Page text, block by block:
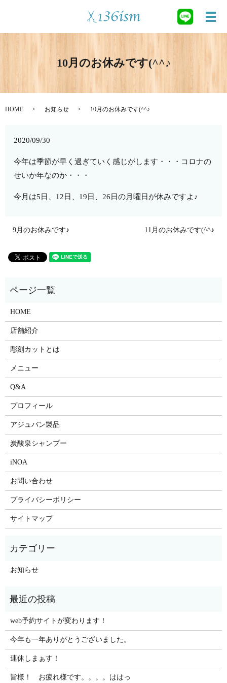
メ
10月のお休みです(^^♪
HOME お知らせ 10月のお休みです(^^♪
2020/09/30
今年は季節が早く過ぎていく感じがします・・・コロナの
せいか年なのか・・・
今月は5日、12日、19日、26日の月曜日が休みですよ♪
9月のお休みです♪ 11月のお休みです(^^♪
HOME
店舗紹介
彫刻カットとは
メニュー
Q&A
プロフィール
アジュバン製品
炭酸泉シャンプー
iNOA
お問い合わせ
プライバシーポリシー
サイトマップ
お知らせ
web予約サイトが変わります！
今年も一年ありがとうございました。
連休しまぁす！
皆様！ お疲れ様です。。。。ははっ